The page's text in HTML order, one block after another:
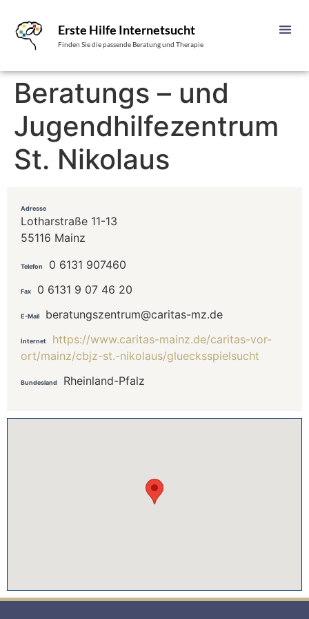
Erste Hilfe Internetsucht
Finden Sie die passende Beratung und Therapie
Beratungs – und
Jugendhilfezentrum
St. Nikolaus
Adresse
Lotharstraße 11-13
55116 Mainz
Telefon 0 6131 907460
Fax 0 6131 9 07 46 20
E-Mail beratungszentrum@caritas-mz.de
Internet
https://www.caritas-mainz.de/caritas-vor-
ort/mainz/cbjz-st.-nikolaus/gluecksspielsucht
Bundesland Rheinland-Pfalz